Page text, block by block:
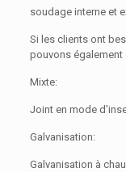
soudage interne et
Si les clients ont
pouvons
Mixte:
Joint en mode
Galvanisation:
Galvanisation à